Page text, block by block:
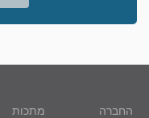
החברה מתכות